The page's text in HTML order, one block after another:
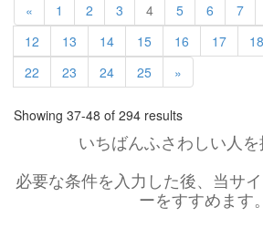
« 1 2 3 4 5 6 7
12
13 14 15 16 17 18
22
23 24 25 »
Showing 37-48 of 294 results
いちばんふさわしい人
必要な条件を入力した後、当サ
ーをすすめます。